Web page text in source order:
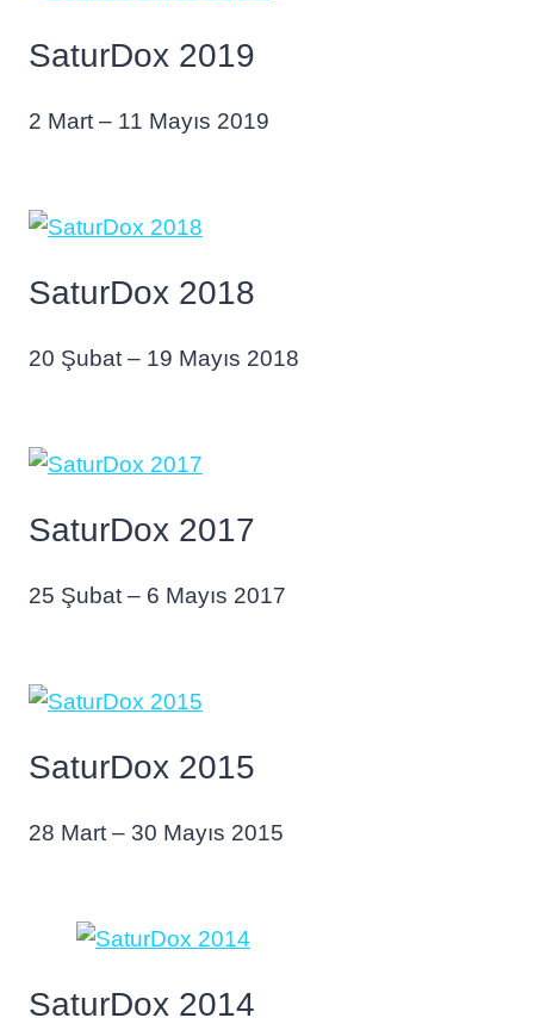
SaturDox 2019
2 Mart – 11 Mayıs 2019
SaturDox 2018
20 Şubat – 19 Mayıs 2018
SaturDox 2017
25 Şubat – 6 Mayıs 2017
SaturDox 2015
28 Mart – 30 Mayıs 2015
SaturDox 2014